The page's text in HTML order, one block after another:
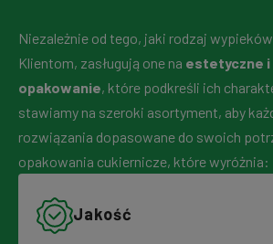
Niezależnie od tego, jaki rodzaj
Klientom, zasługują one na estetyczne i
opakowanie, które podkreśli ich
stawiamy na szeroki asortyment, aby
rozwiązania dopasowane do swoich
opakowania cukiernicze, które wyróżnia:
Jakość